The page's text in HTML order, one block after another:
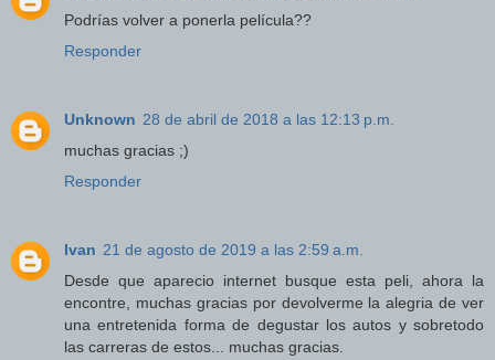
Podrías volver a ponerla película??
Responder
Unknown 28 de abril de 2018 a las 12:13 p.m.
muchas gracias ;)
Responder
Ivan 21 de agosto de 2019 a las 2:59 a.m.
Desde que aparecio internet busque esta peli, ahora la
encontre, muchas gracias por devolverme la alegria de ver
una entretenida forma de degustar los autos y sobretodo
las carreras de estos... muchas gracias.